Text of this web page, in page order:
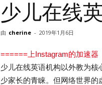
少儿在线
由 cherine - 2019年1月6日
======上Instagram的加速器
少儿在线英语机构以外教为
少家长的青睐。但网络世界